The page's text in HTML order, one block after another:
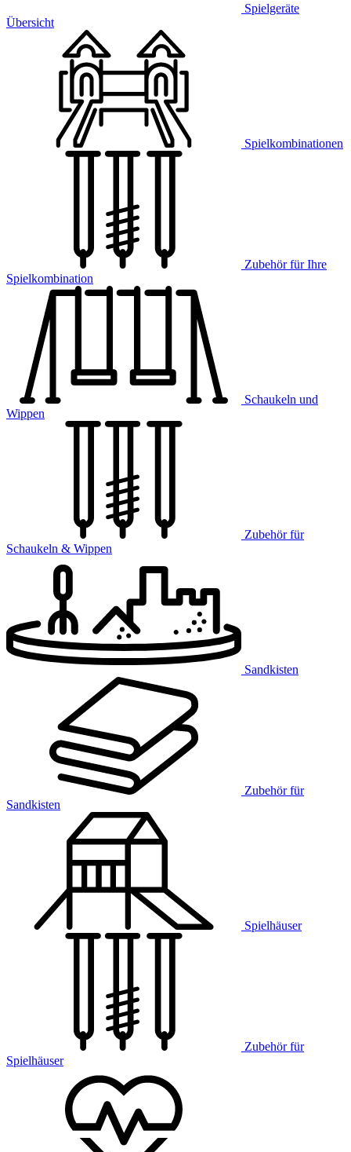
Spielgeräte
Übersicht
Spielkombinationen
Zubehör für Ihre
Spielkombination
Schaukeln und
Wippen
Zubehör für
Schaukeln & Wippen
Sandkisten
Zubehör für
Sandkisten
Spielhäuser
Zubehör für
Spielhäuser